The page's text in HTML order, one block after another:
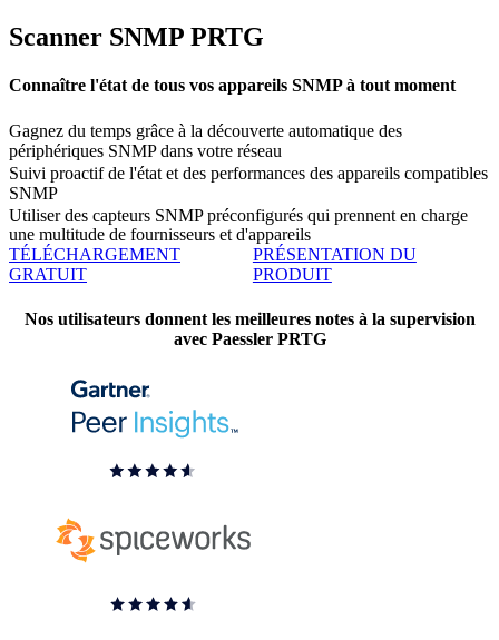
Scanner SNMP PRTG
Connaître l'état de tous vos appareils SNMP à tout moment
Gagnez du temps grâce à la découverte automatique des
périphériques SNMP dans votre réseau
Suivi proactif de l'état et des performances des appareils compatibles
SNMP
Utiliser des capteurs SNMP préconfigurés qui prennent en charge
une multitude de fournisseurs et d'appareils
TÉLÉCHARGEMENT
GRATUIT
PRÉSENTATION DU
PRODUIT
Nos utilisateurs donnent les meilleures notes à la supervision
avec Paessler PRTG